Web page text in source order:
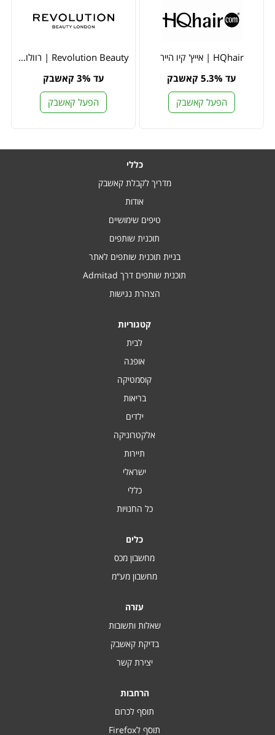
HQhair | אייץ' קיו הייר
עד 5.3% קאשבק
הפעל קאשבק
Revolution Beauty | רוולושיון ביוטי
עד 3% קאשבק
הפעל קאשבק
כללי
מדריך לקבלת קאשבק
אודות
טיפים שימושיים
תוכנית שותפים
בניית תוכנית שותפים לאתר
תוכנית שותפים דרך Admitad
הצהרת נגישות
קטגוריות
לבית
אופנה
קוסמטיקה
בריאות
ילדים
אלקטרוניקה
תיירות
ישראלי
כללי
כל החנויות
כלים
מחשבון מכס
מחשבון מע“מ
עזרה
שאלות ותשובות
בדיקת קאשבק
יצירת קשר
הרחבות
תוסף לכרום
תוסף לFirefox